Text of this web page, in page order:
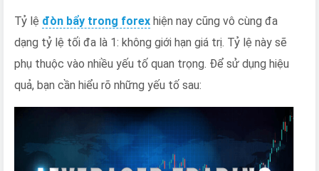
Tỷ lệ đòn bẩy trong forex hiện nay cũng vô cùng đa
dạng tỷ lệ tối đa là 1: không giới hạn giá trị. Tỷ lệ này sẽ
phụ thuộc vào nhiều yếu tố quan trọng. Để sử dụng hiệu
quả, bạn cần hiểu rõ những yếu tố sau: